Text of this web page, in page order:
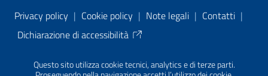
Questo sito utilizza cookie tecnici, analytics e di terze parti.
Sezione Link Utili
Privacy policy | Cookie policy | Note legali | Contatti |
Dichiarazione di accessibilità
PA di AgID
| Realizzato con WordPress da